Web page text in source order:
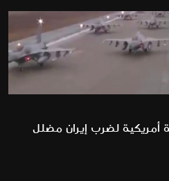
أمريكية لضرب إيران مضلل